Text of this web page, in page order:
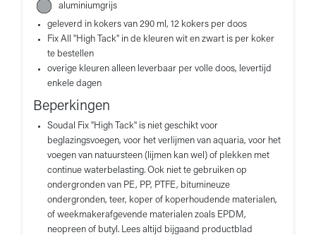
aluminiumgrijs
geleverd in kokers van 290 ml, 12 kokers per doos
Fix All "High Tack" in de kleuren wit en zwart is per koker
te bestellen
overige kleuren alleen leverbaar per volle doos, levertijd
enkele dagen
Beperkingen
Soudal Fix "High Tack" is niet geschikt voor
beglazingsvoegen, voor het verlijmen van aquaria, voor het
voegen van natuursteen (lijmen kan wel) of plekken met
continue waterbelasting. Ook niet te gebruiken op
ondergronden van PE, PP, PTFE, bitumineuze
ondergronden, teer, koper of koperhoudende materialen,
of weekmakerafgevende materialen zoals EPDM,
neopreen of butyl. Lees altijd bijgaand productblad